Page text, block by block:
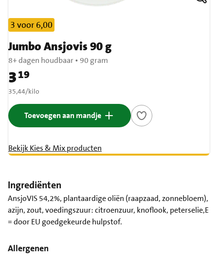
Jumbo Ansjovis 90 g
8+ dagen houdbaar•90 gram
Prijs: € 3,19
319
€ 35,44 per kilo
35,44/kilo
Toevoegen aan mandje
3 voor 6,00
Bekijk Kies & Mix producten
Ingrediënten
AnsjoVIS 54,2%, plantaardige oliën (raapzaad, zonnebloem),
azijn, zout, voedingszuur: citroenzuur, knoflook, peterselie,E
= door EU goedgekeurde hulpstof.
Allergenen